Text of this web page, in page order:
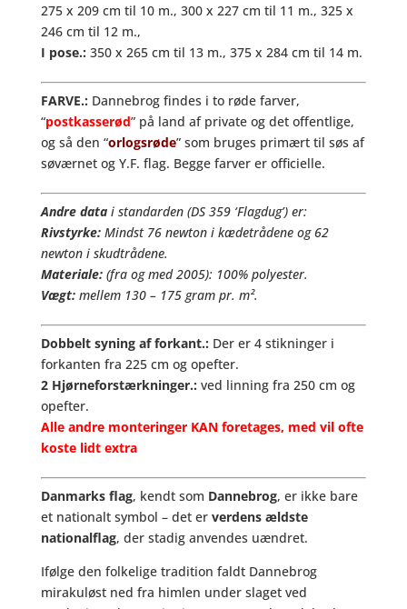
275 x 209 cm til 10 m., 300 x 227 cm til 11 m., 325 x
246 cm til 12 m.,
I pose.: 350 x 265 cm til 13 m., 375 x 284 cm til 14 m.
FARVE.: Dannebrog findes i to røde farver,
“postkasserød” på land af private og det offentlige,
og så den “orlogsrøde” som bruges primært til søs af
søværnet og Y.F. flag. Begge farver er officielle.
Andre datai standarden (DS 359 ‘Flagdug’) er:
Rivstyrke:Mindst 76 newton i kædetrådene og 62
newton i skudtrådene.
Materiale:(fra og med 2005): 100% polyester.
Vægt:mellem 130 – 175 gram pr. m².
Dobbelt syning af forkant.: Der er 4 stikninger i
forkanten fra 225 cm og opefter.
2 Hjørneforstærkninger.: ved linning fra 250 cm og
opefter.
Alle andre monteringer KAN foretages, med vil ofte
koste lidt extra
Danmarks flag, kendt som Dannebrog, er ikke bare
et nationalt symbol – det er verdens ældste
nationalflag, der stadig anvendes uændret.
Ifølge den folkelige tradition faldt Dannebrog
mirakuløst ned fra himlen under slaget ved